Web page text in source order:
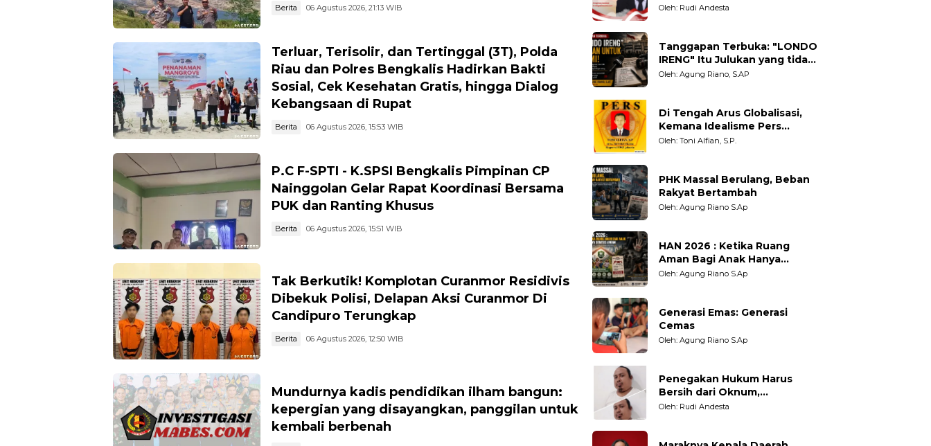
Berita 06 Agustus 2026, 21:13 WIB
Terluar, Terisolir, dan Tertinggal (3T), Polda
Riau dan Polres Bengkalis Hadirkan Bakti
Sosial, Cek Kesehatan Gratis, hingga Dialog
Kebangsaan di Rupat
Berita 06 Agustus 2026, 15:53 WIB
P.C F-SPTI - K.SPSI Bengkalis Pimpinan CP
Nainggolan Gelar Rapat Koordinasi Bersama
PUK dan Ranting Khusus
Berita 06 Agustus 2026, 15:51 WIB
Tak Berkutik! Komplotan Curanmor Residivis
Dibekuk Polisi, Delapan Aksi Curanmor Di
Candipuro Terungkap
Berita 06 Agustus 2026, 12:50 WIB
Mundurnya kadis pendidikan ilham bangun:
kepergian yang disayangkan, panggilan untuk
kembali berbenah
Oleh: Rudi Andesta
Tanggapan Terbuka: "LONDO
IRENG" Itu Julukan yang tidak
Adil untuk Wartawan,
Oleh: Agung Riano, S.AP
Di Tengah Arus Globalisasi,
Kemana Idealisme Pers
Berpihak?
Oleh: Toni Alfian, S.P.
PHK Massal Berulang, Beban
Rakyat Bertambah
Oleh: Agung Riano S.Ap
HAN 2026 : Ketika Ruang
Aman Bagi Anak Hanya
Sebatas Angan
Oleh: Agung Riano S.Ap
Generasi Emas: Generasi
Cemas
Oleh: Agung Riano S.Ap
Penegakan Hukum Harus
Bersih dari Oknum,
Kepercayaan Publik adalah
Oleh: Rudi Andesta